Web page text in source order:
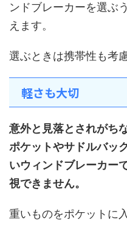
ンドブレーカーを選ぶ
えます。
選ぶときは携帯性も考
軽さも大切
意外と見落とされがち
ポケットやサドルバッ
いウィンドブレーカー
視できません。
重いものをポケットに